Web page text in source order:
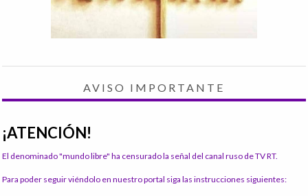
AVISO IMPORTANTE
¡ATENCIÓN!
El denominado "mundo libre" ha censurado la señal del canal ruso de TV RT.
Para poder seguir viéndolo en nuestro portal siga las instrucciones siguientes: